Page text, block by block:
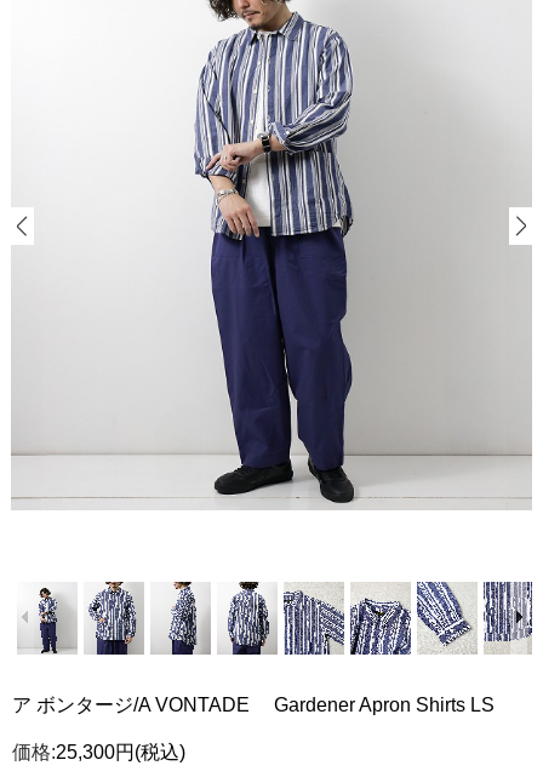
ア ボンタージ/A VONTADE Gardener Apron Shirts LS
価格:25,300円 (税込)